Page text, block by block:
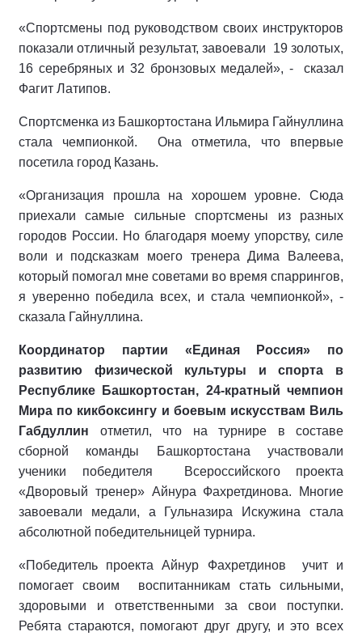
«Спортсмены под руководством своих инструкторов
показали отличный результат, завоевали 19 золотых,
16 серебряных и 32 бронзовых медалей», - сказал
Фагит Латипов.
Спортсменка из Башкортостана Ильмира Гайнуллина
стала чемпионкой. Она отметила, что впервые
посетила город Казань.
«Организация прошла на хорошем уровне. Сюда
приехали самые сильные спортсмены из разных
городов России. Но благодаря моему упорству, силе
воли и подсказкам моего тренера Дима Валеева,
который помогал мне советами во время спаррингов,
я уверенно победила всех, и стала чемпионкой», -
сказала Гайнуллина.
Координатор партии «Единая Россия» по
развитию физической культуры и спорта в
Республике Башкортостан, 24-кратный чемпион
Мира по кикбоксингу и боевым искусствам Виль
Габдуллин отметил, что на турнире в составе
сборной команды Башкортостана участвовали
ученики победителя Всероссийского проекта
«Дворовый тренер» Айнура Фахретдинова. Многие
завоевали медали, а Гульназира Искужина стала
абсолютной победительницей турнира.
«Победитель проекта Айнур Фахретдинов учит и
помогает своим воспитанникам стать сильными,
здоровыми и ответственными за свои поступки.
Ребята стараются, помогают друг другу, и это всех